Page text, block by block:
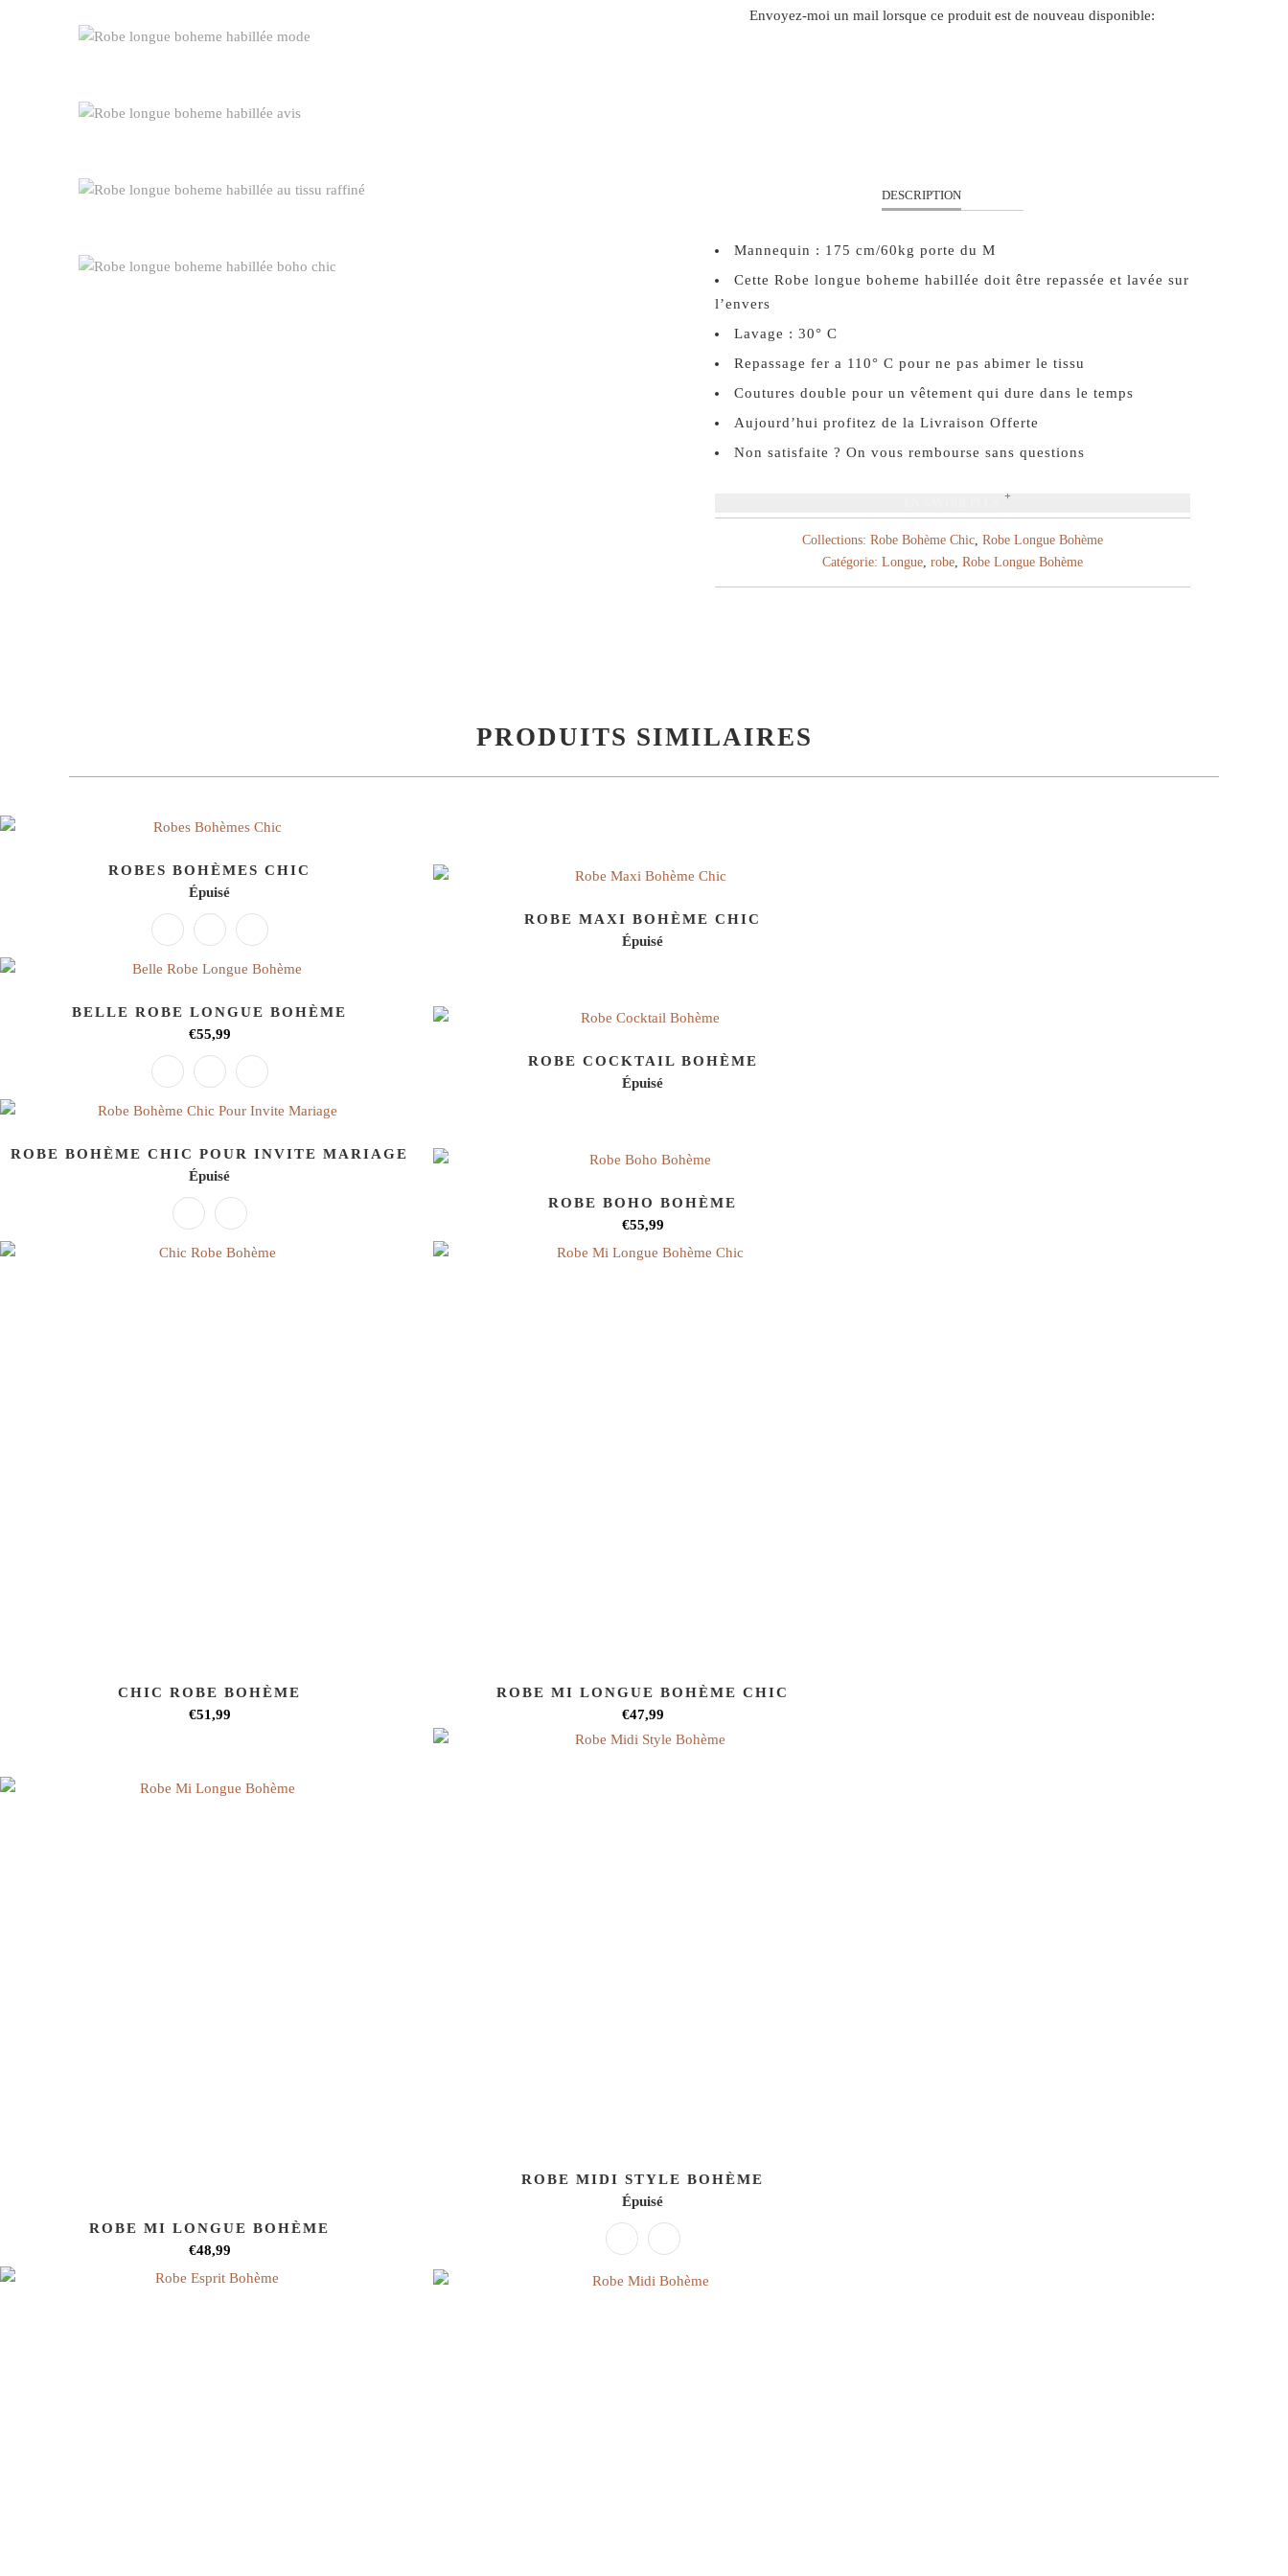
TRANSLATION
Envoyez-moi un mail lorsque ce produit est de nouveau disponible:
DESCRIPTION
Mannequin : 175 cm/60kg porte du M
Cette Robe longue boheme habillée doit être repassée et lavée sur
l’envers
Lavage : 30° C
Repassage fer a 110° C pour ne pas abimer le tissu
Coutures double pour un vêtement qui dure dans le temps
Aujourd’hui profitez de la Livraison Offerte
Non satisfaite ? On vous rembourse sans questions
Collections: Robe Bohème Chic, Robe Longue Bohème
Catégorie: Longue, robe, Robe Longue Bohème
PRODUITS SIMILAIRES
ROBES BOHÈMES CHIC
Épuisé
ROBE MAXI BOHÈME CHIC
Épuisé
BELLE ROBE LONGUE BOHÈME
€55,99
ROBE COCKTAIL BOHÈME
Épuisé
ROBE BOHÈME CHIC POUR INVITE MARIAGE
Épuisé
ROBE BOHO BOHÈME
€55,99
CHIC ROBE BOHÈME
€51,99
ROBE MI LONGUE BOHÈME CHIC
€47,99
ROBE MI LONGUE BOHÈME
€48,99
ROBE MIDI STYLE BOHÈME
Épuisé